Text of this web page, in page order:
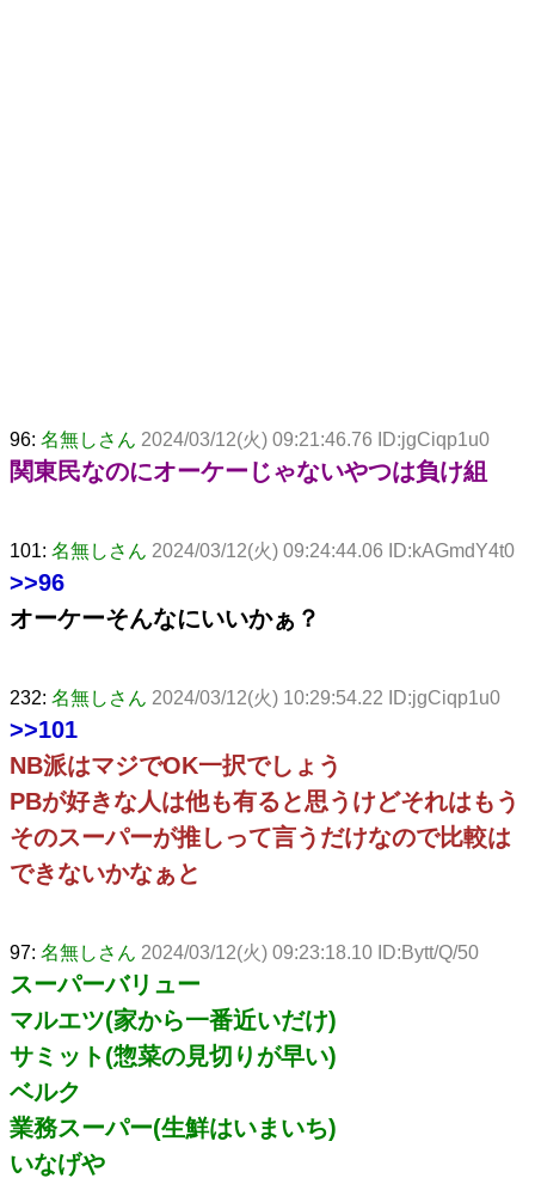
96: 名無しさん 2024/03/12(火) 09:21:46.76 ID:jgCiqp1u0
関東民なのにオーケーじゃないやつは負け組
101: 名無しさん 2024/03/12(火) 09:24:44.06 ID:kAGmdY4t0
>>96
オーケーそんなにいいかぁ？
232: 名無しさん 2024/03/12(火) 10:29:54.22 ID:jgCiqp1u0
>>101
NB派はマジでOK一択でしょう
PBが好きな人は他も有ると思うけどそれはもう
そのスーパーが推しって言うだけなので比較は
できないかなぁと
97: 名無しさん 2024/03/12(火) 09:23:18.10 ID:Bytt/Q/50
スーパーバリュー
マルエツ(家から一番近いだけ)
サミット(惣菜の見切りが早い)
ベルク
業務スーパー(生鮮はいまいち)
いなげや